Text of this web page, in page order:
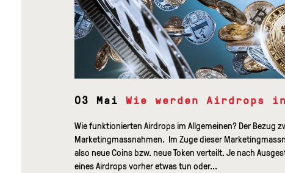
03 Mai Wie werden Airdrops
Wie funktionierten Airdrops im Allgemeinen? Der Bezug
Marketingmassnahmen. Im Zuge dieser
also neue Coins bzw. neue Token verteilt. Je nach
eines Airdrops vorher etwas tun oder...